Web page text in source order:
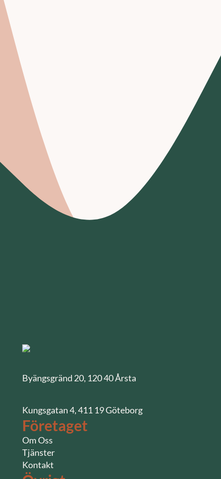
Byängsgränd 20, 120 40 Årsta
Kungsgatan 4, 411 19 Göteborg
Företaget
Om Oss
Tjänster
Kontakt